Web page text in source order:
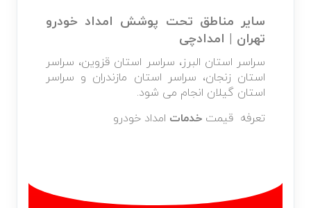
سایر مناطق تحت پوشش امداد خودرو
تهران | امدادچی
سراسر استان البرز، سراسر استان قزوین، سراسر
استان زنجان، سراسر استان مازندران و سراسر
استان گیلان انجام می شود.
تعرفه قیمتخدمات امداد خودرو